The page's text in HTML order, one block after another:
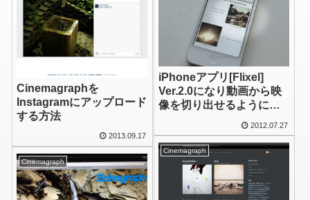
Cinemagraphを
Instagramにアップロード
する方法
2013.09.17
iPhoneアプリ[Flixel]
Ver.2.0になり動画から映
像を切り出せるようにな
2012.07.27
Cinemagraph
Cinemagraph